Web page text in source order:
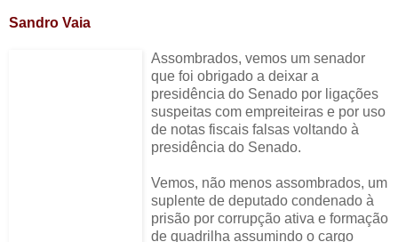
Sandro Vaia
Assombrados, vemos um senador
que foi obrigado a deixar a
presidência do Senado por ligações
suspeitas com empreiteiras e por uso
de notas fiscais falsas voltando à
presidência do Senado.
Vemos, não menos assombrados, um
suplente de deputado condenado à
prisão por corrupção ativa e formação
de quadrilha assumindo o cargo